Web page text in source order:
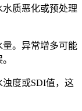
质恶化或预处理
量。异常增多可能
度或SDI值，这